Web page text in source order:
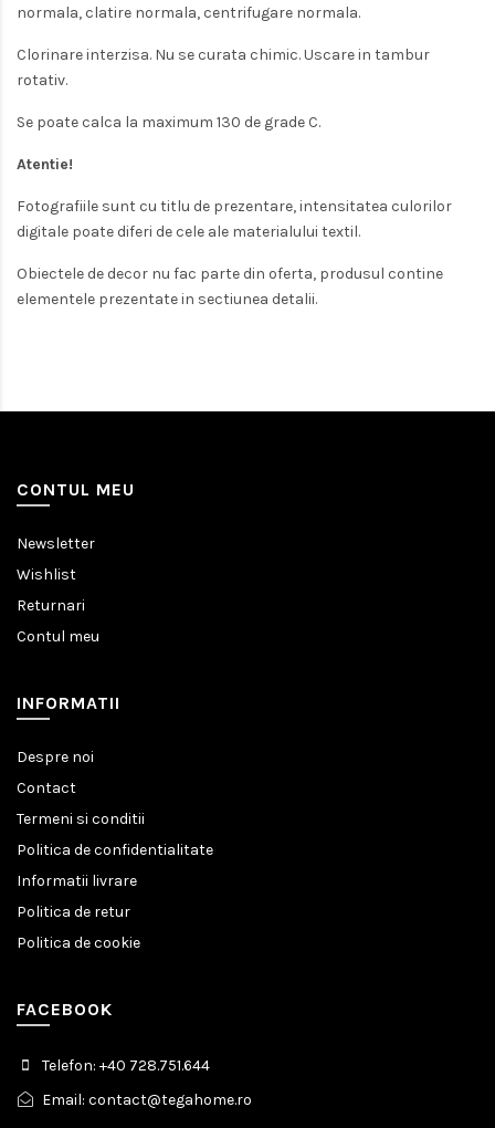
normala, clatire normala, centrifugare normala.
Clorinare interzisa. Nu se curata chimic. Uscare in tambur
rotativ.
Se poate calca la maximum 130 de grade C.
Atentie!
Fotografiile sunt cu titlu de prezentare, intensitatea culorilor
digitale poate diferi de cele ale materialului textil.
Obiectele de decor nu fac parte din oferta, produsul contine
elementele prezentate in sectiunea detalii.
CONTUL MEU
Newsletter
Wishlist
Returnari
Contul meu
INFORMATII
Despre noi
Contact
Termeni si conditii
Politica de confidentialitate
Informatii livrare
Politica de retur
Politica de cookie
FACEBOOK
Telefon: +40 728.751.644
Email: contact@tegahome.ro